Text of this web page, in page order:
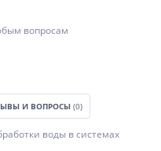
вопросам
И ВОПРОСЫ (0)
воды в системах